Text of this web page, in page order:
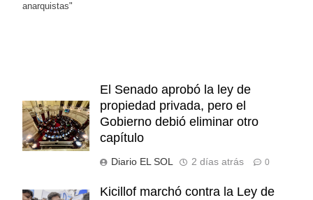
anarquistas"
El Senado aprobó la ley de
propiedad privada, pero el
Gobierno debió eliminar otro
capítulo
Diario EL SOL 2 días atrás 0
Kicillof marchó contra la Ley de